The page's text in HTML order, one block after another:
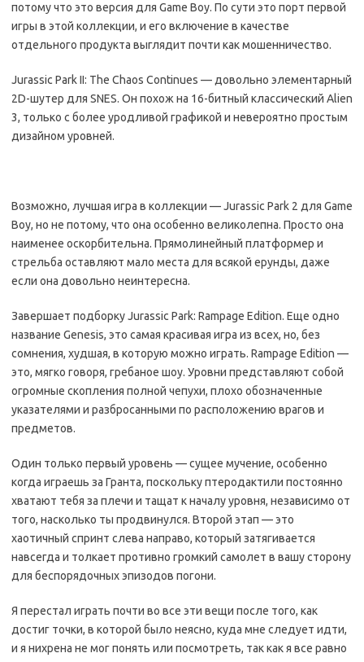
потому что это версия для Game Boy. По сути это порт первой
игры в этой коллекции, и его включение в качестве
отдельного продукта выглядит почти как мошенничество.
Jurassic Park II: The Chaos Continues — довольно элементарный
2D-шутер для SNES. Он похож на 16-битный классический Alien
3, только с более уродливой графикой и невероятно простым
дизайном уровней.
Возможно, лучшая игра в коллекции — Jurassic Park 2 для Game
Boy, но не потому, что она особенно великолепна. Просто она
наименее оскорбительна. Прямолинейный платформер и
стрельба оставляют мало места для всякой ерунды, даже
если она довольно неинтересна.
Завершает подборку Jurassic Park: Rampage Edition. Еще одно
название Genesis, это самая красивая игра из всех, но, без
сомнения, худшая, в которую можно играть. Rampage Edition —
это, мягко говоря, гребаное шоу. Уровни представляют собой
огромные скопления полной чепухи, плохо обозначенные
указателями и разбросанными по расположению врагов и
предметов.
Один только первый уровень — сущее мучение, особенно
когда играешь за Гранта, поскольку птеродактили постоянно
хватают тебя за плечи и тащат к началу уровня, независимо от
того, насколько ты продвинулся. Второй этап — это
хаотичный спринт слева направо, который затягивается
навсегда и толкает противно громкий самолет в вашу сторону
для беспорядочных эпизодов погони.
Я перестал играть почти во все эти вещи после того, как
достиг точки, в которой было неясно, куда мне следует идти,
и я нихрена не мог понять или посмотреть, так как я все равно